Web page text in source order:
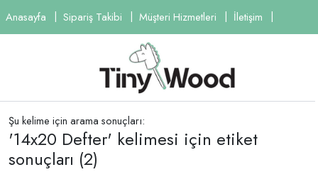
Anasayfa Sipariş Takibi Müşteri Hizmetleri İletişim
Şu kelime için arama sonuçları:
'14x20 Defter' kelimesi için etiket
sonuçları (2)